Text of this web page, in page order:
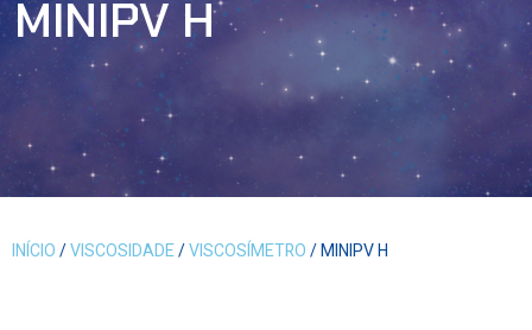
MINIPV H
INÍCIO/VISCOSIDADE/VISCOSÍMETRO/ MINIPV H